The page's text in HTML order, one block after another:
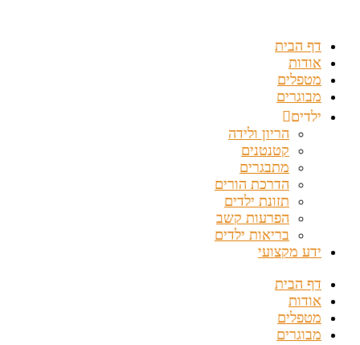
דף הבית
אודות
מטפלים
מבוגרים
ילדים
הריון ולידה
קטנטנים
מתבגרים
הדרכת הורים
תזונת ילדים
הפרעות קשב
בריאות ילדים
ידע מקצועי
דף הבית
אודות
מטפלים
מבוגרים